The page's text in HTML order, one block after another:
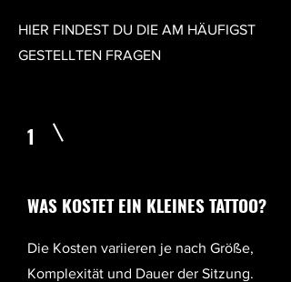
HIER FINDEST DU DIE AM HÄUFIGST
GESTELLTEN FRAGEN
1
WAS KOSTET EIN KLEINES TATTOO?
Die Kosten variieren je nach Größe,
Komplexität und Dauer der Sitzung.